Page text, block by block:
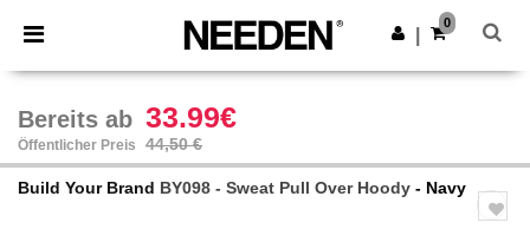
× Needen App
Bessere Preise in der App!
App holen
0
Bereits ab 33.99€
Öffentlicher Preis 44,50 €
Build Your Brand BY098 - Sweat Pull Over Hoody - Navy